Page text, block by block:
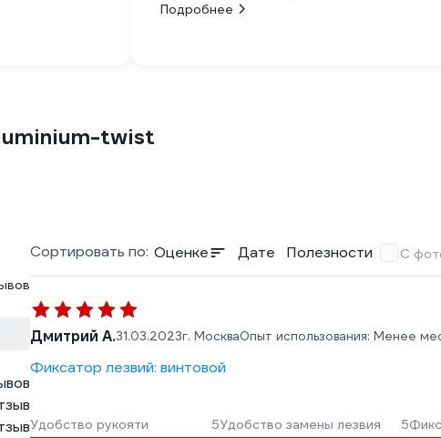
Подробнее
twist
Сортировать по: Оценке Дате Полезности С
Дмитрий А.31.03.2023г. МоскваОпыт использования: Менее
Фиксатор лезвий: винтовой
Удобство рукояти 5Удобство замены лезвия 5